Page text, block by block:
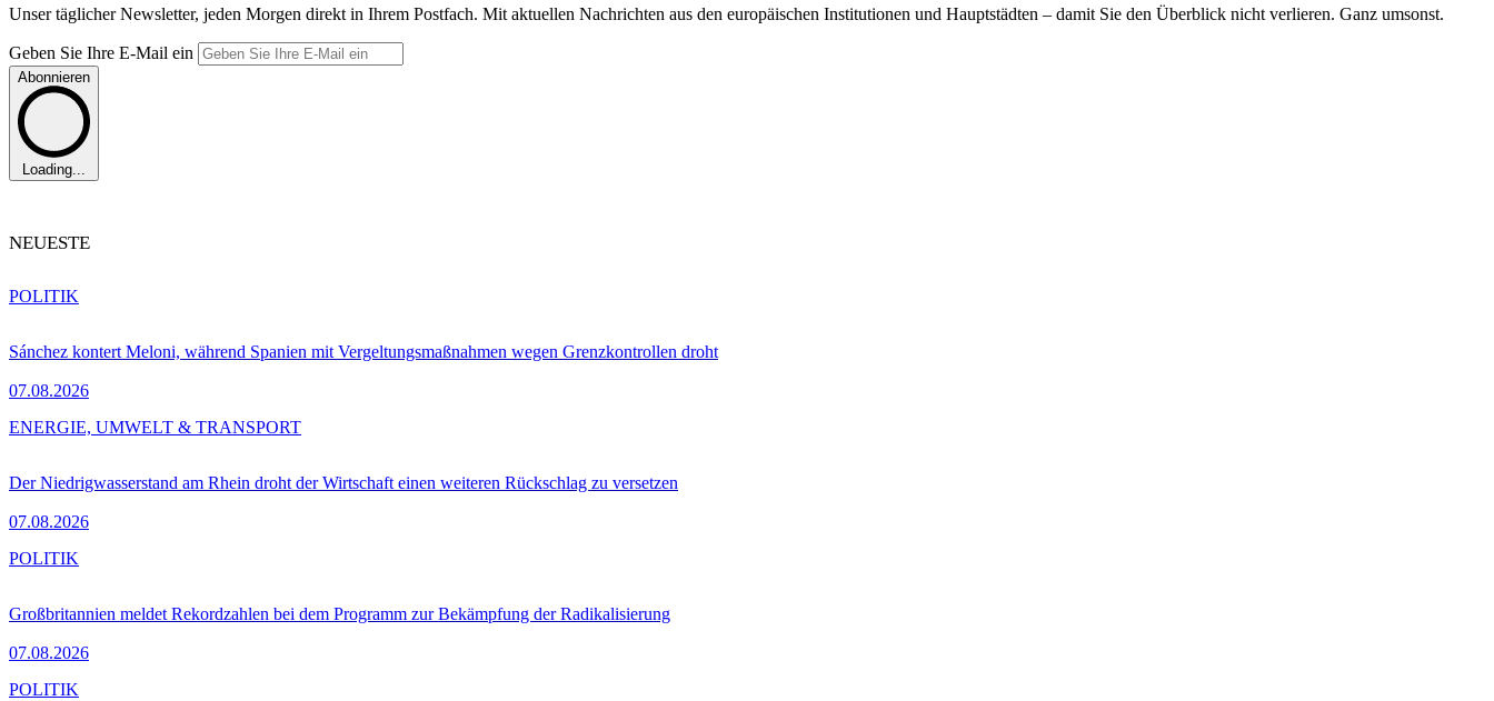
Unser täglicher Newsletter, jeden Morgen direkt in Ihrem Postfach. Mit aktuellen Nachrichten aus den europäischen Institutionen und Hauptstädten – damit Sie den Überblick nicht verlieren. Ganz umsonst.
Geben Sie Ihre E-Mail ein
Abonnieren
Loading...
NEUESTE
Sánchez kontert Meloni, während Spanien mit Vergeltungsmaßnahmen wegen Grenzkontrollen droht
07.08.2026
POLITIK
Der Niedrigwasserstand am Rhein droht der Wirtschaft einen weiteren Rückschlag zu versetzen
07.08.2026
ENERGIE, UMWELT & TRANSPORT
Großbritannien meldet Rekordzahlen bei dem Programm zur Bekämpfung der Radikalisierung
07.08.2026
POLITIK
POLITIK